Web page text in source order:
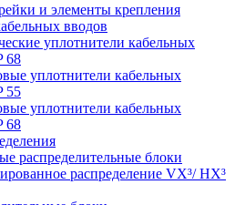
и элементы крепления
вводов
уплотнители кабельных
68
уплотнители кабельных
55
уплотнители кабельных
68
распределительные блоки
распределение VX³/ HX³